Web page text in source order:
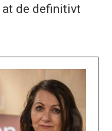
at de definitivt